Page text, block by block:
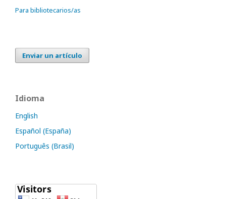
Para bibliotecarios/as
Enviar un artículo
Idioma
English
Español (España)
Português (Brasil)